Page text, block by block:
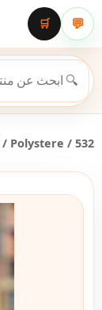
💬
🛒
/ Polystere / 532 بوليستر